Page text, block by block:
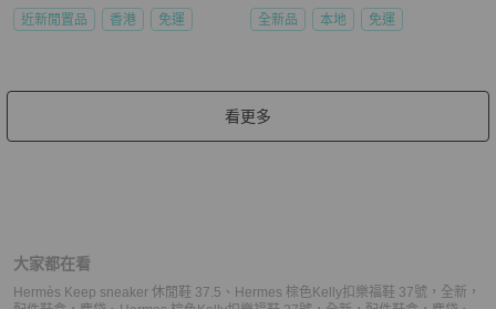
近新閒置品 香港 免運 全新品 本地 免運
看更多
大家都在看
Hermès Keep sneaker 休閒鞋 37.5 、 Hermes 棕色Kelly扣樂福鞋 37號，全新，